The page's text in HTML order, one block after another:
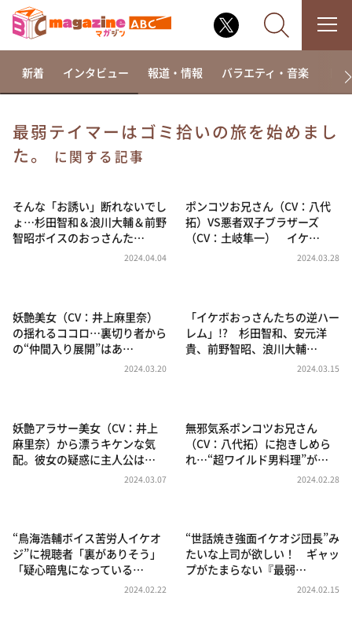
なるみ・岡村の過ぎるTV
これ余談なんですけど・・・
～人生密着トークバラエティ！～ やすとものいたっ
て真剣です
河合＆A.B.C-Z塚田×福井アナ「なんでやねん！？」
（news おかえり）
DAIGOも台所 ～きょうの献立 何にする？～
教えて！ニュースライブ 正義のミカタ
ＬＩＦＥ～夢のカタチ～
ザキ山小屋本館
ぺこぱのまるスポ
新着 インタビュー 報道・情報 バラエティ・音楽 ド
最弱テイマーはゴミ拾いの旅を始めまし
た。
に関する記事
そんな「お誘い」断れないでし
ょ…杉田智和＆浪川大輔＆前野
智昭ボイスのおっさんた…
2024.04.04
ポンコツお兄さん（CV：八代
拓）VS悪者双子ブラザーズ
（CV：土岐隼一） イケ…
2024.03.28
妖艶美女（CV：井上麻里奈）
の揺れるココロ…裏切り者から
の“仲間入り展開”はあ…
2024.03.20
「イケボおっさんたちの逆ハー
レム」!? 杉田智和、安元洋
貴、前野智昭、浪川大輔…
2024.03.15
妖艶アラサー美女（CV：井上
麻里奈）から漂うキケンな気
配。彼女の疑惑に主人公は…
2024.03.07
無邪気系ポンコツお兄さん
（CV：八代拓）に抱きしめら
れ…“超ワイルド男料理”が…
2024.02.28
“鳥海浩輔ボイス苦労人イケオ
ジ”に視聴者「裏がありそう」
「疑心暗鬼になっている…
2024.02.22
“世話焼き強面イケオジ団長”み
たいな上司が欲しい！ ギャッ
プがたまらない『最弱…
2024.02.15